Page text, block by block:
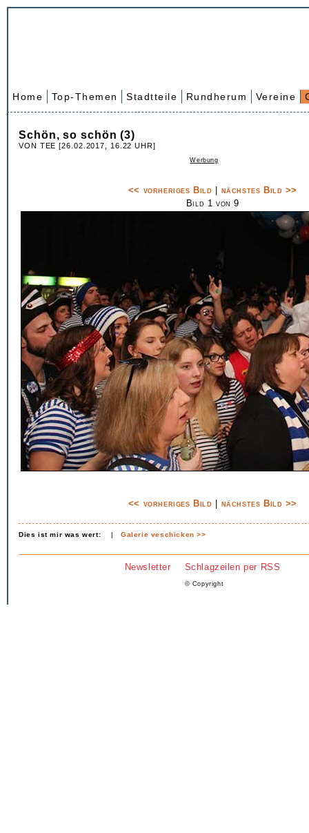
Home Top-Themen Stadtteile Rundherum Vereine
Schön, so schön (3)
VON TEE [26.02.2017, 16.22 UHR]
Werbung
<< vorheriges Bild
nächstes Bild >>
Bild 1 von 9
<< vorheriges Bild nächstes Bild >>
Dies ist mir was wert: |Galerie veschicken >>
Newsletter Schlagzeilen per RSS
© Copyright